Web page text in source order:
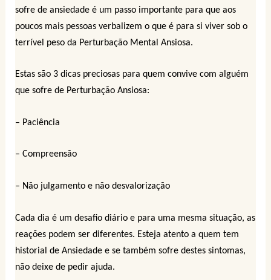
sofre de ansiedade é um passo importante para que aos
poucos mais pessoas verbalizem o que é para si viver sob o
terrível peso da Perturbação Mental Ansiosa.
Estas são 3 dicas preciosas para quem convive com alguém
que sofre de Perturbação Ansiosa:
– Paciência
– Compreensão
– Não julgamento e não desvalorização
Cada dia é um desafio diário e para uma mesma situação, as
reações podem ser diferentes. Esteja atento a quem tem
historial de Ansiedade e se também sofre destes sintomas,
não deixe de pedir ajuda.